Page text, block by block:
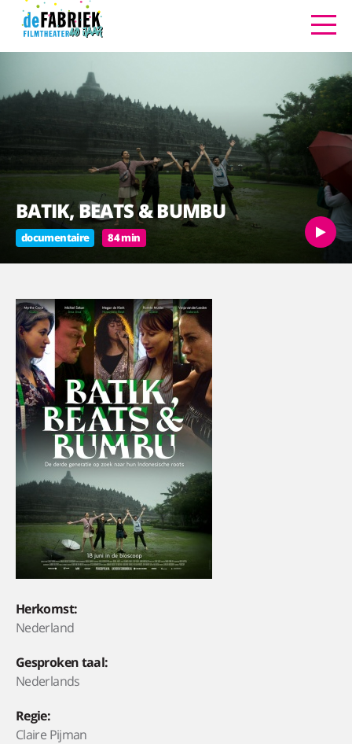
BATIK, BEATS & BUMBU
documentaire 84 min
Herkomst:
Nederland
Gesproken taal:
Nederlands
Regie:
Claire Pijman